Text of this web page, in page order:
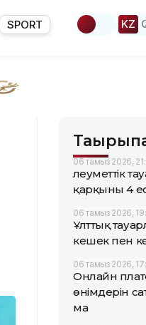
SPORT KZ
06 тамыз 2026,
Әлеуметтік
қарқыны 4
06 тамыз 2026,
Ұлттық
кешек пен
06 тамыз 2026,
Онлайн
өнімдерін
ма